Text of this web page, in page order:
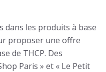
dans les produits à base
proposer une offre
de THCP. Des
Paris » et « Le Petit